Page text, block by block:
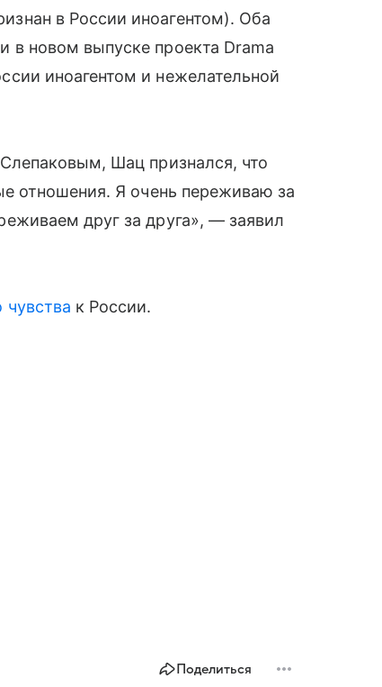
в России иноагентом). Оба
в новом выпуске проекта Drama
иноагентом и нежелательной
Шац признался, что
отношения. Я очень переживаю за
друг за друга», — заявил
чувства к России.
Поделиться